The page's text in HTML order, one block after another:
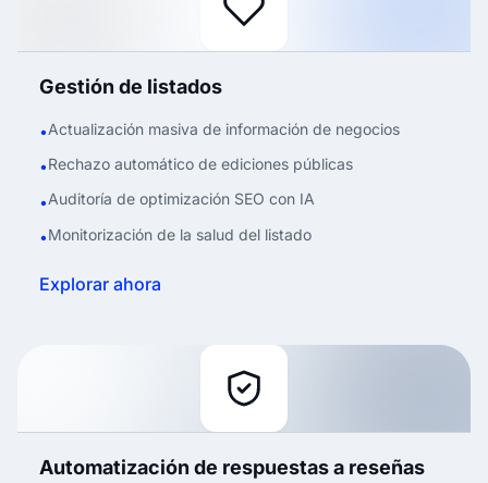
Gestión de listados
•Actualización masiva de información de negocios
•Rechazo automático de ediciones públicas
•Auditoría de optimización SEO con IA
•Monitorización de la salud del listado
Explorar ahora
Automatización de respuestas a reseñas